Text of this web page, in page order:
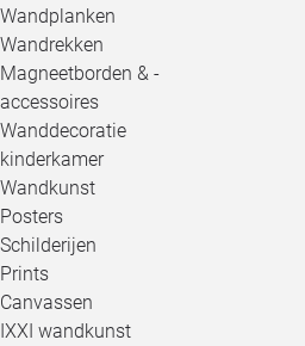
Wandplanken
Wandrekken
Magneetborden & -
accessoires
Wanddecoratie
kinderkamer
Wandkunst
Posters
Schilderijen
Prints
Canvassen
IXXI wandkunst